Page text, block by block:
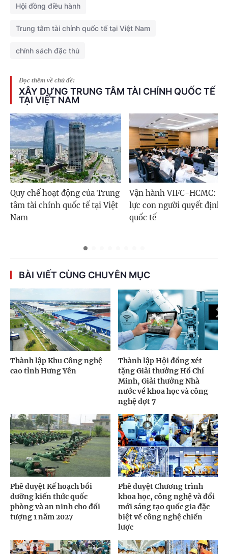
Hội đồng điều hành
Trung tâm tài chính quốc tế tại Việt Nam
chính sách đặc thù
Đọc thêm về chủ đề:
XÂY DỰNG TRUNG TÂM TÀI CHÍNH QUỐC TẾ
TẠI VIỆT NAM
Quy chế hoạt động của Trung
tâm tài chính quốc tế tại Việt
Nam
Vận hành VIFC-HCMC:
lực con người quyết định
quốc tế
BÀI VIẾT CÙNG CHUYÊN MỤC
Thành lập Khu Công nghệ
cao tỉnh Hưng Yên
Thành lập Hội đồng xét
tặng Giải thưởng Hồ Chí
Minh, Giải thưởng Nhà
nước về khoa học và công
nghệ đợt 7
Phê duyệt Kế hoạch bồi
dưỡng kiến thức quốc
phòng và an ninh cho đối
tượng 1 năm 2027
Phê duyệt Chương trình
khoa học, công nghệ và đổi
mới sáng tạo quốc gia đặc
biệt về công nghệ chiến
lược